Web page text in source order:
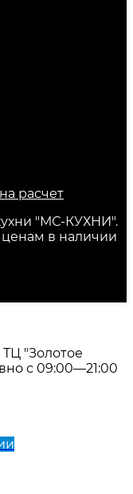
расчет
"МС-КУХНИ".
в наличии
ТЦ "Золотое
с 09:00—21:00